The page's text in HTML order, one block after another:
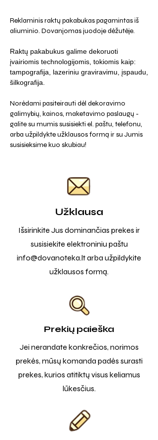
Reklaminis raktų pakabukas pagamintas iš
aliuminio. Dovanjomas juodoje dėžutėje.
Raktų pakabukus galime dekoruoti
įvairiomis technologijomis, tokiomis kaip:
tampografija, lazeriniu graviravimu, įspaudu,
šilkografija.
Norėdami pasiteirauti dėl dekoravimo
galimybių, kainos, maketavimo paslaugų -
galite su mumis susisiekti el. paštu, telefonu,
arba užpildykte užklausos formą ir su Jumis
susisieksime kuo skubiau!
Užklausa
Išsirinkite Jus dominančias prekes ir
susisiekite elektroniniu paštu
info@dovanoteka.ltarba užpildykite
užklausos formą.
Prekių paieška
Jei nerandate konkrečios, norimos
prekės, mūsų komanda padės surasti
prekes, kurios atitiktų visus keliamus
lūkesčius.